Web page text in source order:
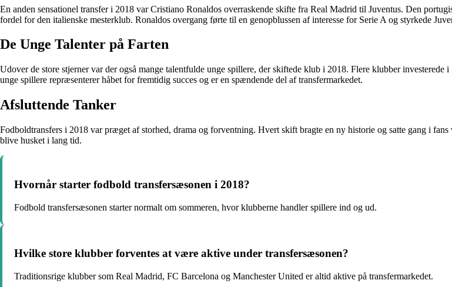
En anden sensationel transfer i 2018 var Cristiano Ronaldos overraskende skifte fra Real Madrid til Juventus. Den
fordel for den italienske mesterklub. Ronaldos overgang førte til en genopblussen af interesse for Serie A og styrkede
De Unge Talenter på Farten
Udover de store stjerner var der også mange talentfulde unge spillere, der skiftede klub i 2018. Flere klubber
unge spillere repræsenterer håbet for fremtidig succes og er en spændende del af transfermarkedet.
Afsluttende Tanker
Fodboldtransfers i 2018 var præget af storhed, drama og forventning. Hvert skift bragte en ny historie og satte gang i
blive husket i lang tid.
Hvornår starter fodbold transfersæsonen i 2018?
Fodbold transfersæsonen starter normalt om sommeren, hvor klubberne handler spillere ind og ud.
Hvilke store klubber forventes at være aktive under transfersæsonen?
Traditionsrige klubber som Real Madrid, FC Barcelona og Manchester United er altid aktive på transfermarkedet.